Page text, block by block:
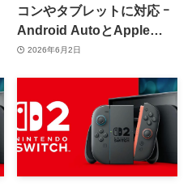
コンやタブレットに対応 ｰ
Android AutoとApple
CarPlayにも対応で車の中
2026年6月2日